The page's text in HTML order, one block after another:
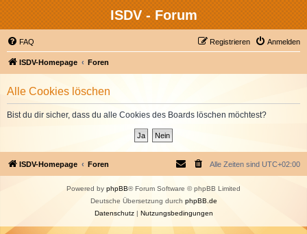
ISDV - Forum
FAQ Anmelden
Registrieren
ISDV-Homepage Foren
Alle Cookies löschen
Bist du dir sicher, dass du alle Cookies des Boards löschen möchtest?
ISDV-Homepage Foren Alle Zeiten sind UTC+02:00
Powered by phpBB® Forum Software © phpBB Limited
Deutsche Übersetzung durch phpBB.de
Datenschutz| Nutzungsbedingungen